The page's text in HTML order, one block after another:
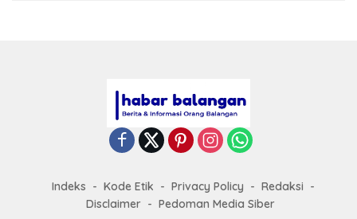
Indeks Kode Etik Privacy Policy
Redaksi
Disclaimer
Pedoman Media Siber